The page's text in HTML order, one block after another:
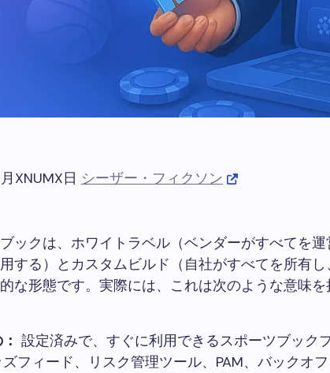
XNUMX日 シーザー・フィクソン
ックは、ホワイトラベル（ベンダーがすべてを運
する）とカスタムビルド（自社がすべてを所有し
な形態です。実際には、これは次のような意味を
設定済みで、すぐに利用できるスポーツブック
フィード、リスク管理ツール、PAM、バックオフ